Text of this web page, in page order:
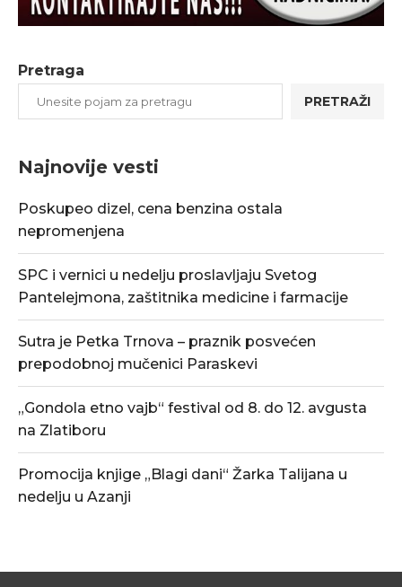
Pretraga
PRETRAŽI
Najnovije vesti
Poskupeo dizel, cena benzina ostala
nepromenjena
SPC i vernici u nedelju proslavljaju Svetog
Pantelejmona, zaštitnika medicine i farmacije
Sutra je Petka Trnova – praznik posvećen
prepodobnoj mučenici Paraskevi
„Gondola etno vajb“ festival od 8. do 12. avgusta
na Zlatiboru
Promocija knjige „Blagi dani“ Žarka Talijana u
nedelju u Azanji